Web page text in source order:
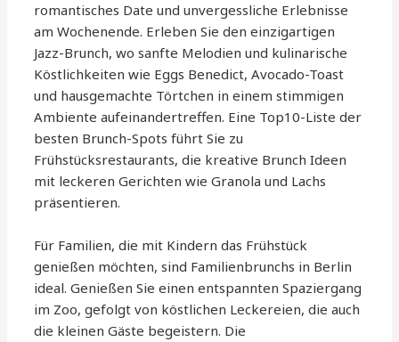
romantisches Date und unvergessliche Erlebnisse
am Wochenende. Erleben Sie den einzigartigen
Jazz-Brunch, wo sanfte Melodien und kulinarische
Köstlichkeiten wie Eggs Benedict, Avocado-Toast
und hausgemachte Törtchen in einem stimmigen
Ambiente aufeinandertreffen. Eine Top10-Liste der
besten Brunch-Spots führt Sie zu
Frühstücksrestaurants, die kreative Brunch Ideen
mit leckeren Gerichten wie Granola und Lachs
präsentieren.
Für Familien, die mit Kindern das Frühstück
genießen möchten, sind Familienbrunchs in Berlin
ideal. Genießen Sie einen entspannten Spaziergang
im Zoo, gefolgt von köstlichen Leckereien, die auch
die kleinen Gäste begeistern. Die